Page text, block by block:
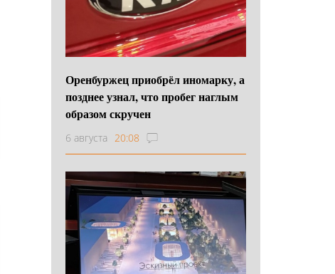
Оренбуржец приобрёл иномарку, а
позднее узнал, что пробег наглым
образом скручен
6 августа 20:08